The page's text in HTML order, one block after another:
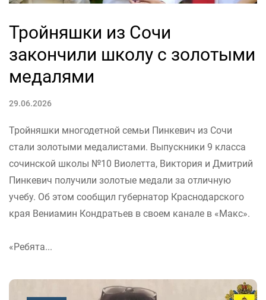
Тройняшки из Сочи
закончили школу с золотыми
медалями
29.06.2026
Тройняшки многодетной семьи Пинкевич из Сочи
стали золотыми медалистами. Выпускники 9 класса
сочинской школы №10 Виолетта, Виктория и Дмитрий
Пинкевич получили золотые медали за отличную
учебу. Об этом сообщил губернатор Краснодарского
края Вениамин Кондратьев в своем канале в «Макс».
«Ребята...